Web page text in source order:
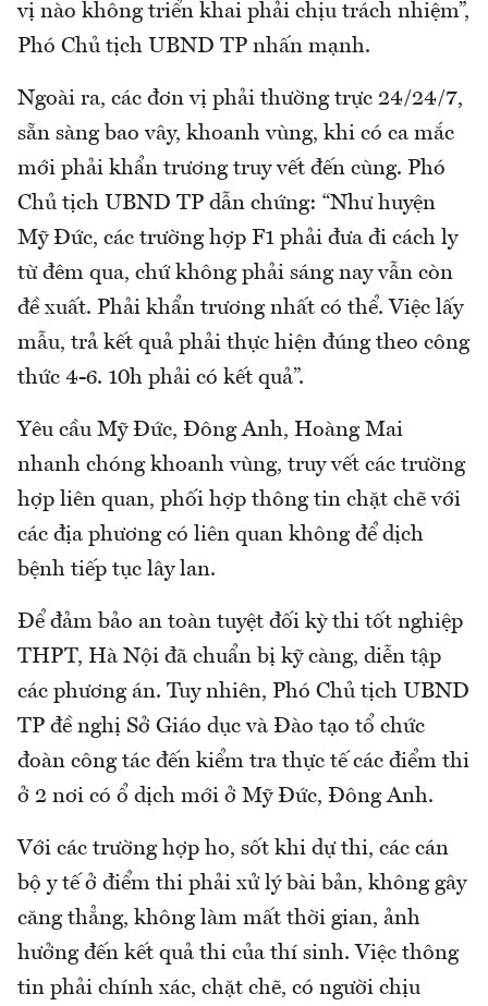
vị nào không triển khai phải chịu trách nhiệm”,
Phó Chủ tịch UBND TP nhấn mạnh.
Ngoài ra, các đơn vị phải thường trực 24/24/7,
sẵn sàng bao vây, khoanh vùng, khi có ca mắc
mới phải khẩn trương truy vết đến cùng. Phó
Chủ tịch UBND TP dẫn chứng: “Như huyện
Mỹ Đức, các trường hợp F1 phải đưa đi cách ly
từ đêm qua, chứ không phải sáng nay vẫn còn
đề xuất. Phải khẩn trương nhất có thể. Việc lấy
mẫu, trả kết quả phải thực hiện đúng theo công
thức 4-6. 10h phải có kết quả”.
Yêu cầu Mỹ Đức, Đông Anh, Hoàng Mai
nhanh chóng khoanh vùng, truy vết các trường
hợp liên quan, phối hợp thông tin chặt chẽ với
các địa phương có liên quan không để dịch
bệnh tiếp tục lây lan.
Để đảm bảo an toàn tuyệt đối kỳ thi tốt nghiệp
THPT, Hà Nội đã chuẩn bị kỹ càng, diễn tập
các phương án. Tuy nhiên, Phó Chủ tịch UBND
TP đề nghị Sở Giáo dục và Đào tạo tổ chức
đoàn công tác đến kiểm tra thực tế các điểm thi
ở 2 nơi có ổ dịch mới ở Mỹ Đức, Đông Anh.
Với các trường hợp ho, sốt khi dự thi, các cán
bộ y tế ở điểm thi phải xử lý bài bản, không gây
căng thẳng, không làm mất thời gian, ảnh
hưởng đến kết quả thi của thí sinh. Việc thông
tin phải chính xác, chặt chẽ, có người chịu